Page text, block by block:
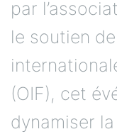
par
le soutien
(OIF), cet
dynamiser